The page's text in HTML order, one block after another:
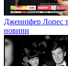
Дженніфер Лопес
новини